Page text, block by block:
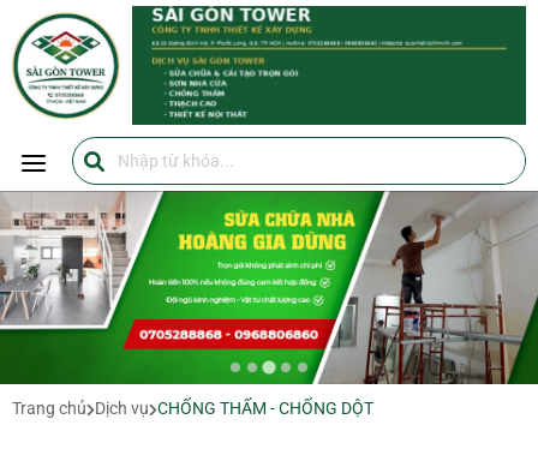
SÀI GÒN TOWER
SÀI GÒN TOWER
0705288868
https://suanhahochiminh.com/
Trang chủ Dịch vụ CHỐNG THẤM - CHỐNG DỘT